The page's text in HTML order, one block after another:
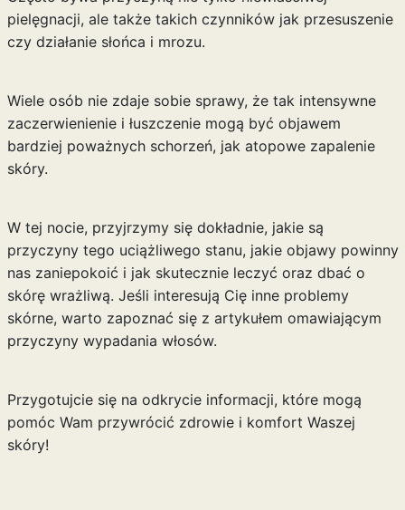
pielęgnacji, ale także takich czynników jak przesuszenie
czy działanie słońca i mrozu.
Wiele osób nie zdaje sobie sprawy, że tak intensywne
zaczerwienienie i łuszczenie mogą być objawem
bardziej poważnych schorzeń, jak atopowe zapalenie
skóry.
W tej nocie, przyjrzymy się dokładnie, jakie są
przyczyny tego uciążliwego stanu, jakie objawy powinny
nas zaniepokoić i jak skutecznie leczyć oraz dbać o
skórę wrażliwą. Jeśli interesują Cię inne problemy
skórne, warto zapoznać się z artykułem omawiającym
przyczyny wypadania włosów.
Przygotujcie się na odkrycie informacji, które mogą
pomóc Wam przywrócić zdrowie i komfort Waszej
skóry!